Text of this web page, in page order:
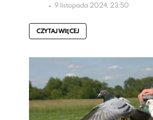
9 listopada 2024, 23:50
CZYTAJ WIĘCEJ